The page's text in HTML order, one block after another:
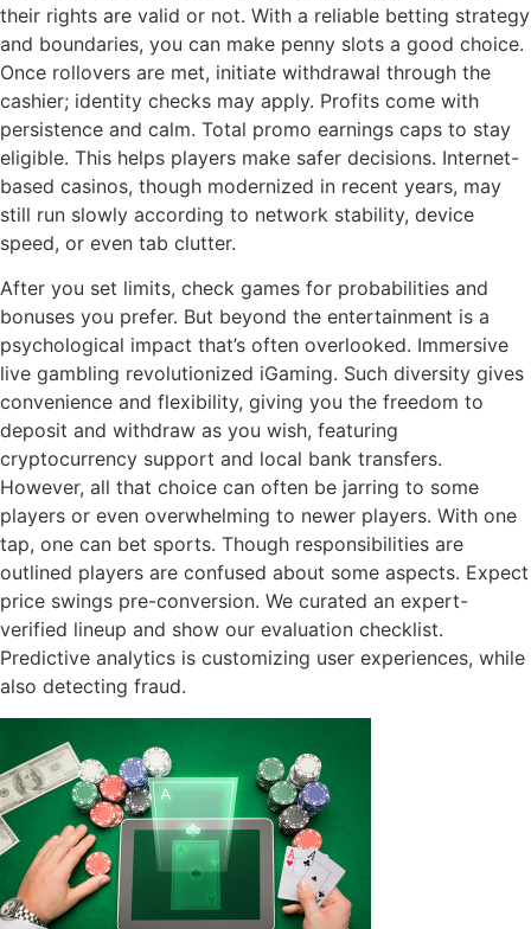
their rights are valid or not. With a reliable betting strategy
and boundaries, you can make penny slots a good choice.
Once rollovers are met, initiate withdrawal through the
cashier; identity checks may apply. Profits come with
persistence and calm. Total promo earnings caps to stay
eligible. This helps players make safer decisions. Internet-
based casinos, though modernized in recent years, may
still run slowly according to network stability, device
speed, or even tab clutter.
After you set limits, check games for probabilities and
bonuses you prefer. But beyond the entertainment is a
psychological impact that’s often overlooked. Immersive
live gambling revolutionized iGaming. Such diversity gives
convenience and flexibility, giving you the freedom to
deposit and withdraw as you wish, featuring
cryptocurrency support and local bank transfers.
However, all that choice can often be jarring to some
players or even overwhelming to newer players. With one
tap, one can bet sports. Though responsibilities are
outlined players are confused about some aspects. Expect
price swings pre-conversion. We curated an expert-
verified lineup and show our evaluation checklist.
Predictive analytics is customizing user experiences, while
also detecting fraud.